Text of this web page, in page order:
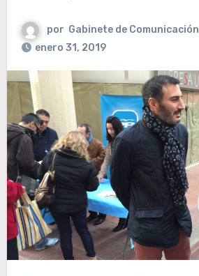
por Gabinete de Comunicación
enero 31, 2019